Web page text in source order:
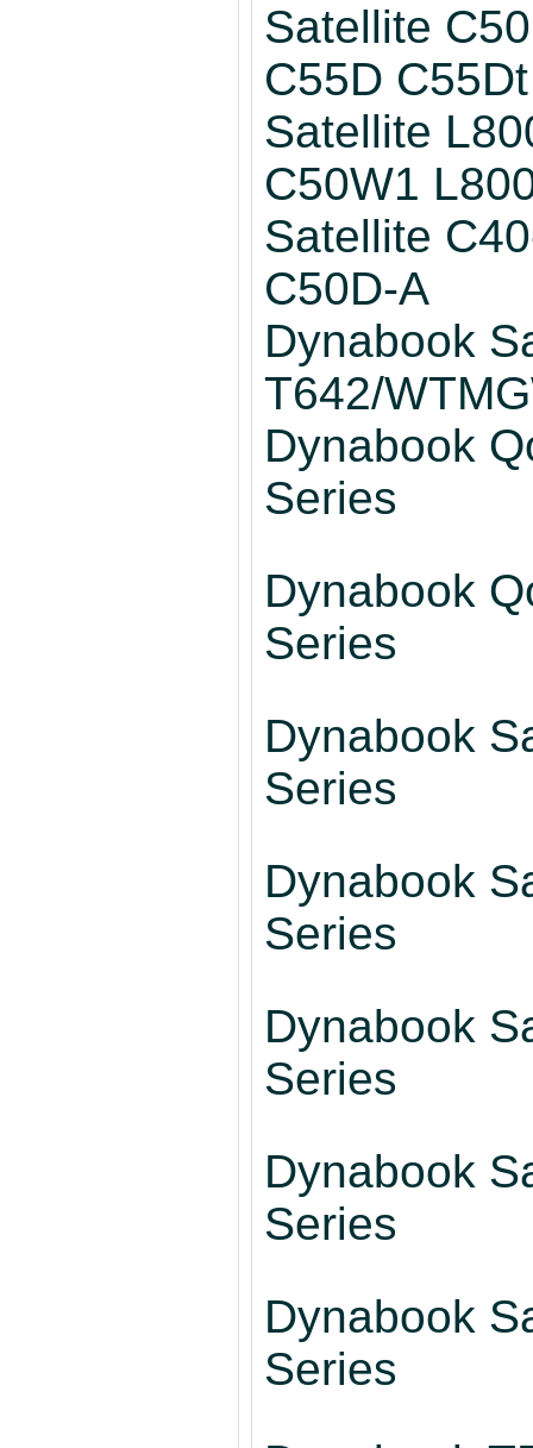
Satellite
C55D
Satellite
C50W1
Satellite
C50D-A
Dynabook
T642/
Dynabook
Series
Dynabook
Series
Dynabook
Series
Dynabook
Series
Dynabook
Series
Dynabook
Series
Dynabook
Series